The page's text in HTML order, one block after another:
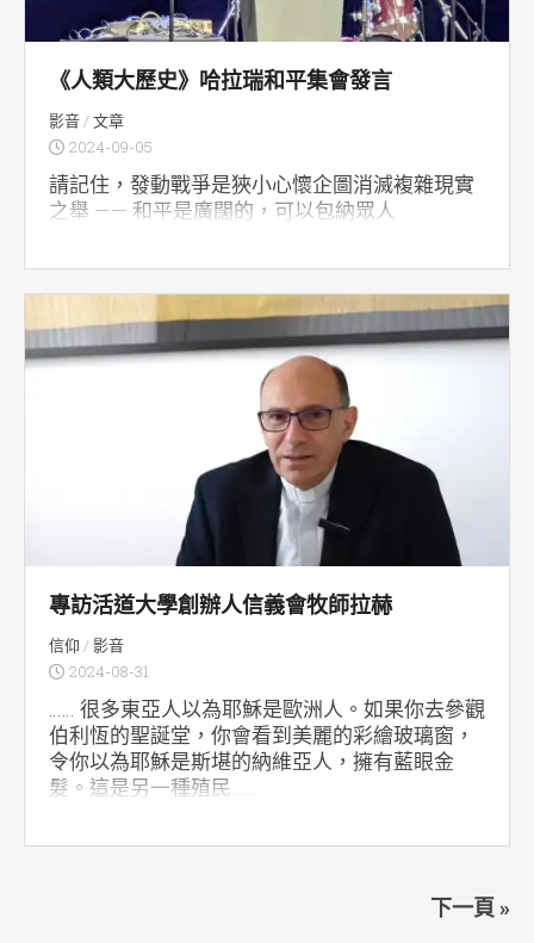
《人類大歷史》哈拉瑞和平集會發言
影音/文章
2024-09-05
請記住，發動戰爭是狹小心懷企圖消滅複雜現實
之舉 —— 和平是廣闊的，可以包納眾人
專訪活道大學創辦人信義會牧師拉赫
信仰 /影音
2024-08-31
…… 很多東亞人以為耶穌是歐洲人。如果你去參觀
伯利恆的聖誕堂，你會看到美麗的彩繪玻璃窗，
令你以為耶穌是斯堪的納維亞人，擁有藍眼金
髮。這是另一種殖民……
下一頁 »